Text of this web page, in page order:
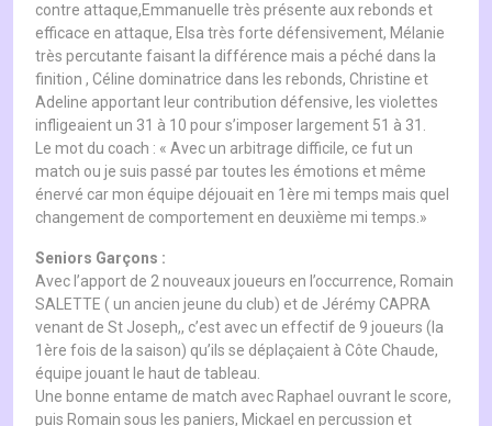
contre attaque,Emmanuelle très présente aux rebonds et
efficace en attaque, Elsa très forte défensivement, Mélanie
très percutante faisant la différence mais a péché dans la
finition , Céline dominatrice dans les rebonds, Christine et
Adeline apportant leur contribution défensive, les violettes
infligeaient un 31 à 10 pour s’imposer largement 51 à 31.
Le mot du coach : « Avec un arbitrage difficile, ce fut un
match ou je suis passé par toutes les émotions et même
énervé car mon équipe déjouait en 1ère mi temps mais quel
changement de comportement en deuxième mi temps.»
Seniors Garçons :
Avec l’apport de 2 nouveaux joueurs en l’occurrence, Romain
SALETTE ( un ancien jeune du club) et de Jérémy CAPRA
venant de St Joseph,, c’est avec un effectif de 9 joueurs (la
1ère fois de la saison) qu’ils se déplaçaient à Côte Chaude,
équipe jouant le haut de tableau.
Une bonne entame de match avec Raphael ouvrant le score,
puis Romain sous les paniers, Mickael en percussion et